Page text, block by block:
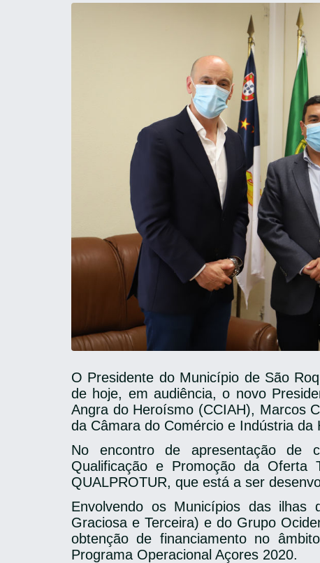
O Presidente do Município de São
de hoje, em audiência, o novo
Angra do Heroísmo (CCIAH), Marcos
da Câmara do Comércio e Indústria da
No encontro de apresentação de
Qualificação e Promoção da Oferta
QUALPROTUR, que está a ser
Envolvendo os Municípios das ilhas
Graciosa e Terceira) e do Grupo
obtenção de financiamento no
Programa Operacional Açores 2020.